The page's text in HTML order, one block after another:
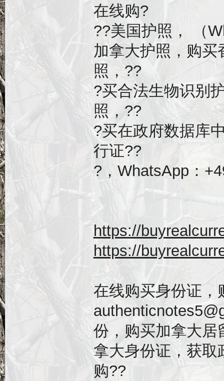
在线购?
??美国护照， （
加拿大护照，购
照，??
?买合法生物识别
照，??
?买在政府数据库
行证??
?，WhatsApp：
https://
https://
在线购买身份证，
份，购买加拿大居
拿大身份证，获取
购??